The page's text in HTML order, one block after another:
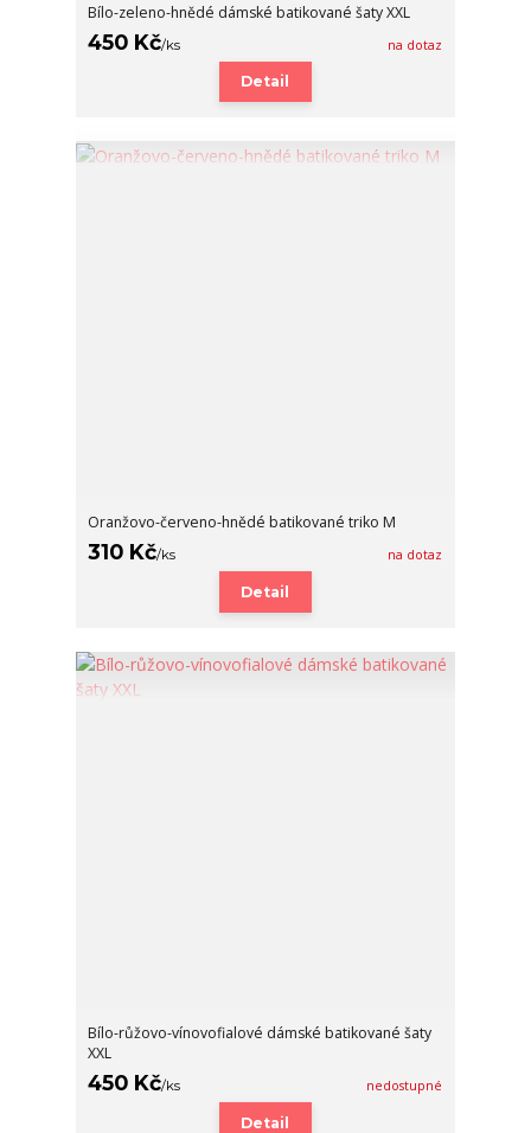
Bílo-zeleno-hnědé dámské batikované šaty XXL
450 Kč/ks na dotaz
Detail
Oranžovo-červeno-hnědé batikované triko M
310 Kč/ks na dotaz
Detail
Bílo-růžovo-vínovofialové dámské batikované šaty
XXL
450 Kč/ks nedostupné
Detail